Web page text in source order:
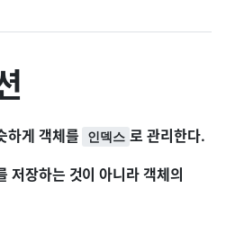
하게 객체를 인덱스 로 관리한다.
저장하는 것이 아니라 객체의